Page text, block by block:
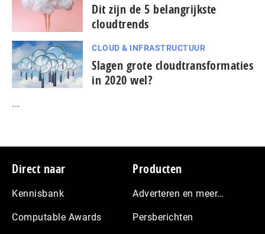
Dit zijn de 5 belangrijkste
cloudtrends
CLOUD & INFRASTRUCTUUR
Slagen grote cloudtransformaties
in 2020 wel?
...
Footer
Direct naar
Kennisbank
Computable Awards
Producten
Adverteren en meer…
Persberichten